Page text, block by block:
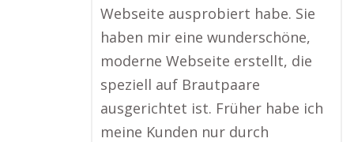
Webseite ausprobiert habe. Sie
haben mir eine wunderschöne,
moderne Webseite erstellt, die
speziell auf Brautpaare
ausgerichtet ist. Früher habe ich
meine Kunden nur durch